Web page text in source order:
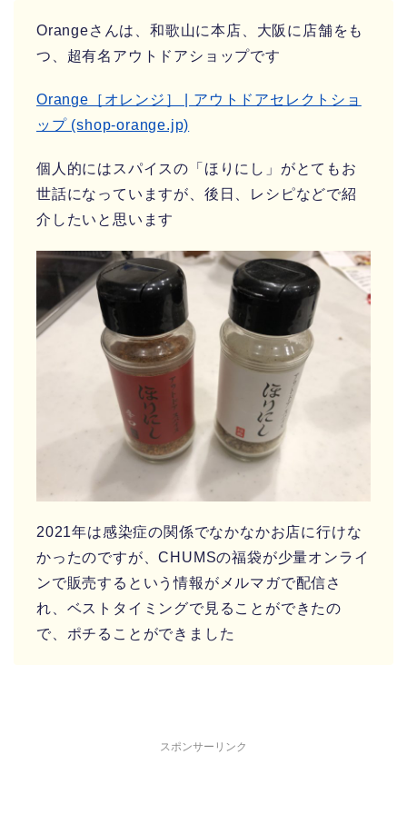
Orangeさんは、和歌山に本店、大阪に店舗をも
つ、超有名アウトドアショップです
Orange［オレンジ］ | アウトドアセレクトショ
ップ (shop-orange.jp)
個人的にはスパイスの「ほりにし」がとてもお
世話になっていますが、後日、レシピなどで紹
介したいと思います
2021年は感染症の関係でなかなかお店に行けな
かったのですが、CHUMSの福袋が少量オンライ
ンで販売するという情報がメルマガで配信さ
れ、ベストタイミングで見ることができたの
で、ポチることができました
スポンサーリンク